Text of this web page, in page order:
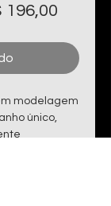
196,00
modelagem
único,